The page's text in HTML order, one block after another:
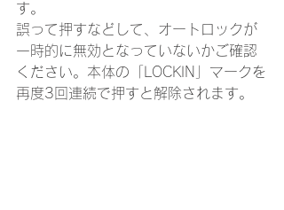
す。
誤って押すなどして、オートロックが
一時的に無効となっていないかご確認
ください。本体の「LOCKIN」マークを
再度3回連続で押すと解除されます。